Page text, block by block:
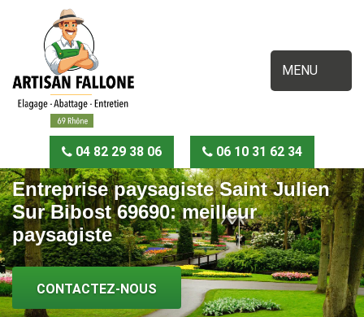
MENU
04 82 29 38 06 06 10 31 62 34
Entreprise paysagiste Saint Julien
Sur Bibost 69690: meilleur
paysagiste
CONTACTEZ-NOUS